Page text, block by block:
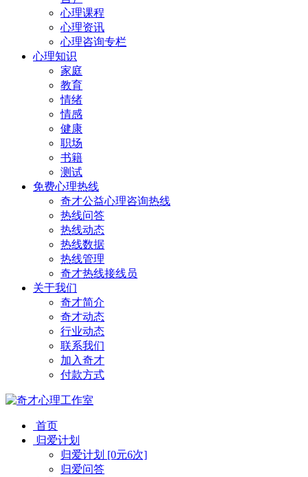
心理课程
心理资讯
心理咨询专栏
心理知识
家庭
教育
情绪
情感
健康
职场
书籍
测试
免费心理热线
奇才公益心理咨询热线
热线问答
热线动态
热线数据
热线管理
奇才热线接线员
关于我们
奇才简介
奇才动态
行业动态
联系我们
加入奇才
付款方式
首页
归爱计划
归爱计划 [0元6次]
归爱问答